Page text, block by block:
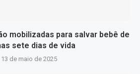
mobilizadas para salvar bebê de
sete dias de vida
13 de maio de 2025